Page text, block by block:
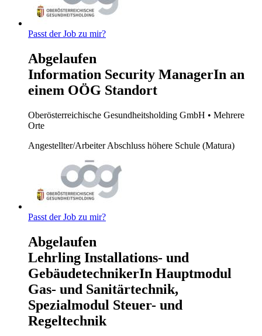
Passt der Job zu mir?
Abgelaufen
Information Security ManagerIn an
einem OÖG Standort
Oberösterreichische Gesundheitsholding GmbH • Mehrere
Orte
Angestellter/ArbeiterAbschluss höhere Schule (Matura)
Passt der Job zu mir?
Abgelaufen
Lehrling Installations- und
GebäudetechnikerIn Hauptmodul
Gas- und Sanitärtechnik,
Spezialmodul Steuer- und
Regeltechnik